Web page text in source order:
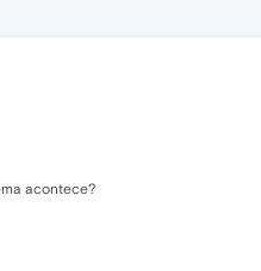
acontece?